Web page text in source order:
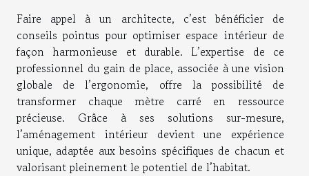
Faire appel à un architecte, c’est bénéficier de
conseils pointus pour optimiser espace intérieur de
façon harmonieuse et durable. L’expertise de ce
professionnel du gain de place, associée à une vision
globale de l’ergonomie, offre la possibilité de
transformer chaque mètre carré en ressource
précieuse. Grâce à ses solutions sur-mesure,
l’aménagement intérieur devient une expérience
unique, adaptée aux besoins spécifiques de chacun et
valorisant pleinement le potentiel de l’habitat.